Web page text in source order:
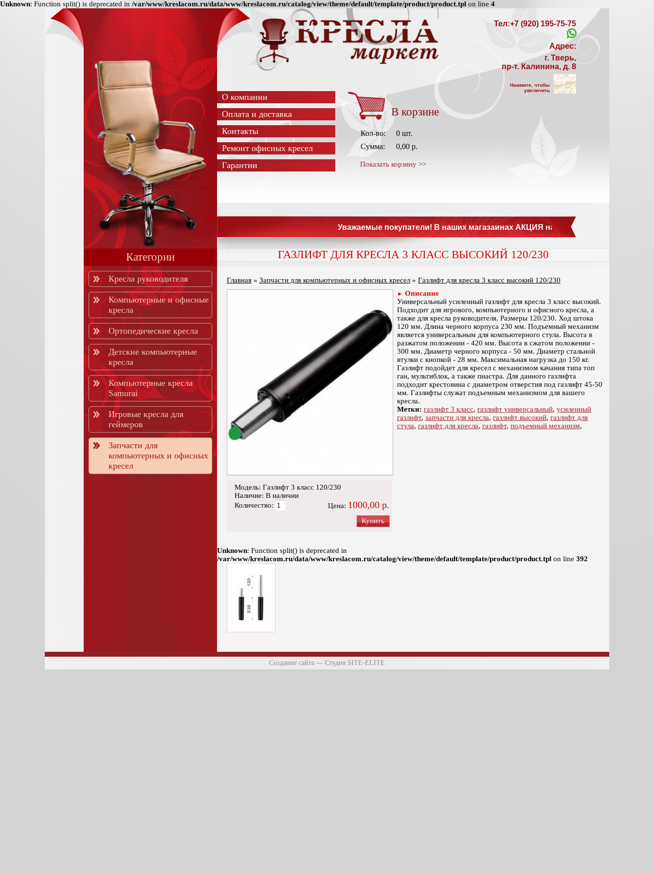
Unknown: Function split() is deprecated in /var/www/kreslacom.ru/data/www/kreslacom.ru/catalog/view/theme/default/template/product/product.tpl on line 4
Категории
Кресла руководителя
Компьютерные и офисные
кресла
Ортопедические кресла
Детские компьютерные
кресла
Компьютерные кресла
Samurai
Игровые кресла для
геймеров
Запчасти для
компьютерных и офисных
кресел
Тел:+7 (920) 195-75-75
Адрес:
г. Тверь,
пр-т. Калинина, д. 8
Нажмите, чтобы
увеличить
О компании
Оплата и доставка
Контакты
Ремонт офисных кресел
Гарантии
В корзине
Кол-во:
0 шт.
Сумма:
0,00 р.
Показать корзину >>
Уважаемые покупатели! В наших магазаинах АКЦИЯ на кресла SAMURAI и МЕТТА.
ГАЗЛИФТ ДЛЯ КРЕСЛА 3 КЛАСС ВЫСОКИЙ 120/230
Главная » Запчасти для компьютерных и офисных кресел » Газлифт для кресла 3 класс высокий 120/230
Модель: Газлифт 3 класс 120/230
Наличие: В наличии
Цена: 1000,00 р.
Количество:
Купить
► Описание
Универсальный усиленный газлифт для кресла 3 класс высокий.
Подходит для игрового, компьютерного и офисного кресла, а
также для кресла руководителя. Размеры 120/230. Ход штока
120 мм. Длина черного корпуса 230 мм. Подъемный механизм
является универсальным для компьютерного стула. Высота в
разжатом положении - 420 мм. Высота в сжатом положении -
300 мм. Диаметр черного корпуса - 50 мм. Диаметр стальной
втулки с кнопкой - 28 мм. Максимальная нагрузка до 150 кг.
Газлифт подойдет для кресел с механизмом качания типа топ
ган, мультиблок, а также пиастра. Для данного газлифта
подходит крестовина с диаметром отверстия под газлифт 45-50
мм. Газлифты служат подъемным механизмом для вашего
кресла.
Метки: газлифт 3 класс, газлифт универсальный, усиленный
газлифт, запчасти для кресла, газлифт высокий, газлифт для
стула, газлифт для кресла, газлифт, подъемный механизм,
Unknown: Function split() is deprecated in
/var/www/kreslacom.ru/data/www/kreslacom.ru/catalog/view/theme/default/template/product/product.tpl on line 392
Создание сайта — Студия SITE-ELITE